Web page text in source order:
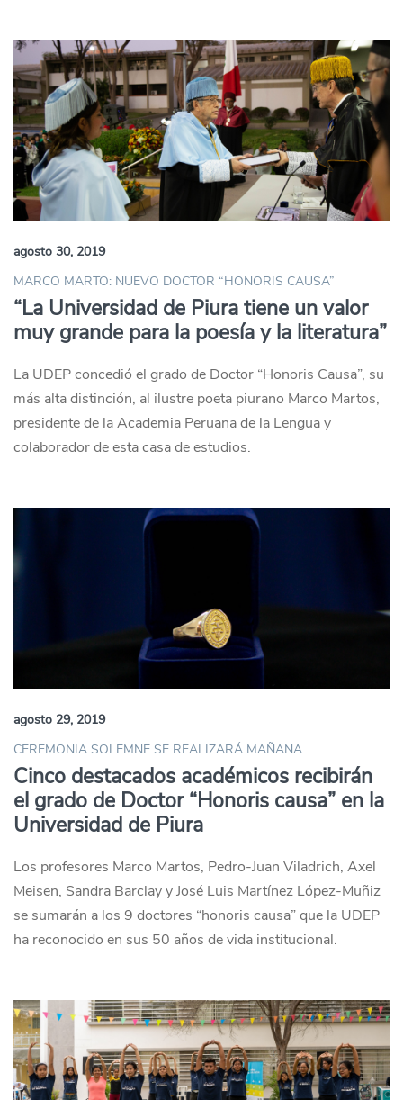
agosto 30, 2019
MARCO MARTO: NUEVO DOCTOR “HONORIS CAUSA”
“La Universidad de Piura tiene un valor
muy grande para la poesía y la literatura”
La UDEP concedió el grado de Doctor “Honoris Causa”, su
más alta distinción, al ilustre poeta piurano Marco Martos,
presidente de la Academia Peruana de la Lengua y
colaborador de esta casa de estudios.
agosto 29, 2019
CEREMONIA SOLEMNE SE REALIZARÁ MAÑANA
Cinco destacados académicos recibirán
el grado de Doctor “Honoris causa” en la
Universidad de Piura
Los profesores Marco Martos, Pedro-Juan Viladrich, Axel
Meisen, Sandra Barclay y José Luis Martínez López-Muñiz
se sumarán a los 9 doctores “honoris causa” que la UDEP
ha reconocido en sus 50 años de vida institucional.